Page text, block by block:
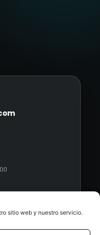
sitio web y nuestro servicio.